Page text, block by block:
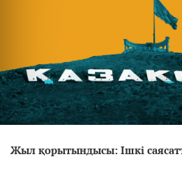
Жыл қорытындысы: Ішкі